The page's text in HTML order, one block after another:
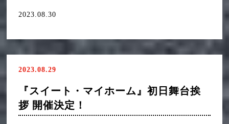
2023.08.30
2023.08.29
『スイート・マイホーム』初日舞台挨
拶 開催決定！